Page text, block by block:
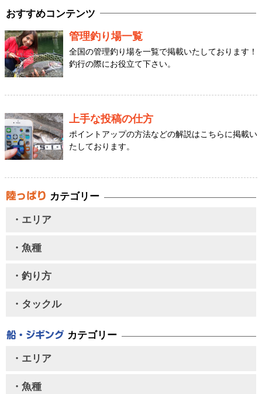
おすすめコンテンツ
管理釣り場一覧
全国の管理釣り場を一覧で掲載いたしております！
釣行の際にお役立て下さい。
上手な投稿の仕方
ポイントアップの方法などの解説はこちらに掲載い
たしております。
カテゴリー
・エリア
・魚種
・釣り方
・タックル
カテゴリー
・エリア
・魚種